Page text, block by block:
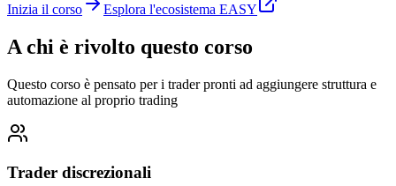
Inizia il corso
Esplora l'ecosistema EASY
A chi è rivolto questo corso
Questo corso è pensato per i trader pronti ad aggiungere struttura e
automazione al proprio trading
Trader discrezionali